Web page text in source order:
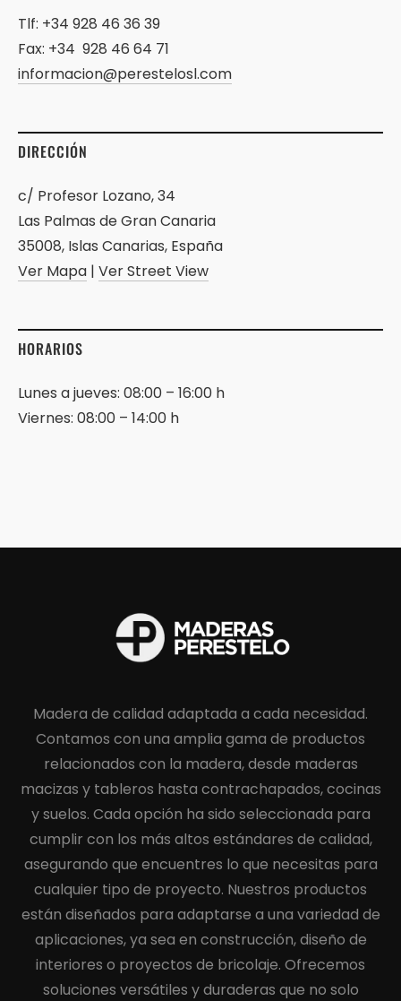
Tlf: +34 928 46 36 39
Fax: +34 928 46 64 71
informacion@perestelosl.com
DIRECCIÓN
c/ Profesor Lozano, 34
Las Palmas de Gran Canaria
35008, Islas Canarias, España
Ver Mapa | Ver Street View
HORARIOS
Lunes a jueves: 08:00 – 16:00 h
Viernes: 08:00 – 14:00 h
Madera de calidad adaptada a cada necesidad.
Contamos con una amplia gama de productos
relacionados con la madera, desde maderas
macizas y tableros hasta contrachapados, cocinas
y suelos. Cada opción ha sido seleccionada para
cumplir con los más altos estándares de calidad,
asegurando que encuentres lo que necesitas para
cualquier tipo de proyecto. Nuestros productos
están diseñados para adaptarse a una variedad de
aplicaciones, ya sea en construcción, diseño de
interiores o proyectos de bricolaje. Ofrecemos
soluciones versátiles y duraderas que no solo